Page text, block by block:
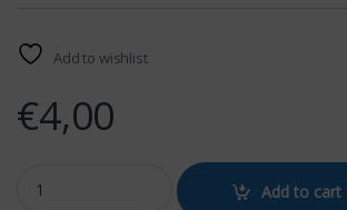
Add to wishlist
€4,00
RENAULT SILICONE CASE - DACIA RED quantity
Add to cart